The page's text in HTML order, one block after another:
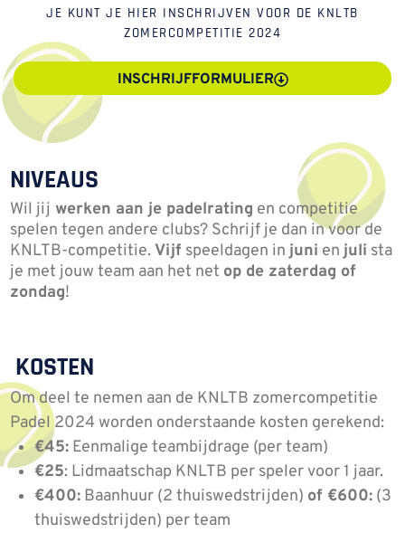
JE KUNT JE HIER INSCHRIJVEN VOOR DE KNLTB
ZOMERCOMPETITIE 2024
INSCHRIJFFORMULIER
NIVEAUS
Wil jij werken aan je padelrating en competitie
spelen tegen andere clubs? Schrijf je dan in voor de
KNLTB-competitie. Vijf speeldagen in juni en juli sta
je met jouw team aan het net op de zaterdag of
zondag!
KOSTEN
Om deel te nemen aan de KNLTB zomercompetitie
Padel 2024 worden onderstaande kosten gerekend:
€45: Eenmalige teambijdrage (per team)
€25: Lidmaatschap KNLTB per speler voor 1 jaar.
€400: Baanhuur (2 thuiswedstrijden) of €600: (3
thuiswedstrijden) per team